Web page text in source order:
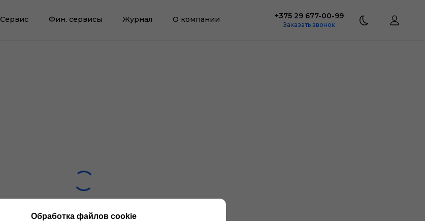
Сервис Фин. сервисы Журнал О компании +375 29 677-00-99
Заказать звонок
Обработка файлов cookie